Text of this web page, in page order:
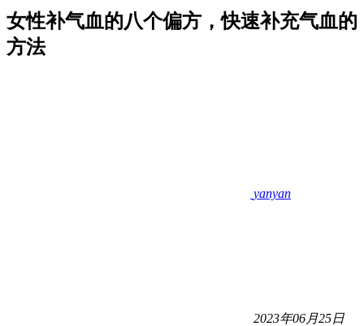
女性补气血的八个偏方，快速补充气血的
方法
yanyan
2023年06月25日